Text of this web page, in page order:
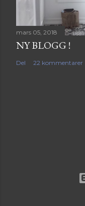
mars 05, 2018
NY BLOGG !
Del 22 kommentarer